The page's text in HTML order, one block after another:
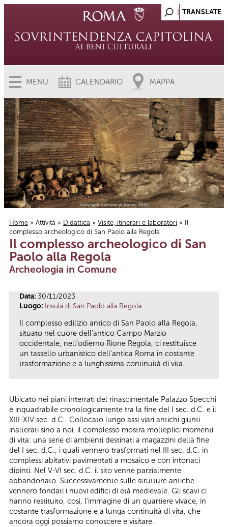
MENU CALENDARIO MAPPA
Tu sei qui
Home » Attività » Didattica » Visite, itinerari e laboratori » Il
complesso archeologico di San Paolo alla Regola
Il complesso archeologico di San
Paolo alla Regola
Archeologia in Comune
Data: 30/11/2023
Luogo: Insula di San Paolo alla Regola
Il complesso edilizio antico di San Paolo alla Regola,
situato nel cuore dell’antico Campo Marzio
occidentale, nell’odierno Rione Regola, ci restituisce
un tassello urbanistico dell’antica Roma in costante
trasformazione e a lunghissima continuità di vita.
Ubicato nei piani interrati del rinascimentale Palazzo Specchi
è inquadrabile cronologicamente tra la fine del I sec. d.C. e il
XIII-XIV sec. d.C.. Collocato lungo assi viari antichi giunti
inalterati sino a noi, il complesso mostra molteplici momenti
di vita: una serie di ambienti destinati a magazzini della fine
del I sec. d.C., i quali vennero trasformati nel III sec. d.C. in
complessi abitativi pavimentati a mosaico e con intonaci
dipinti. Nel V-VI sec. d.C. il sito venne parzialmente
abbandonato. Successivamente sulle strutture antiche
vennero fondati i nuovi edifici di età medievale. Gli scavi ci
hanno restituito, così, l’immagine di un quartiere vivace, in
costante trasformazione e a lunga continuità di vita, che
ancora oggi possiamo conoscere e visitare.